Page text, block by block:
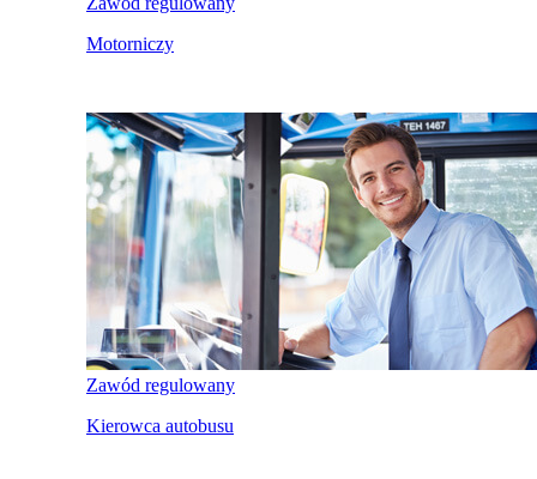
Motorniczy
Zawód regulowany
Kierowca autobusu